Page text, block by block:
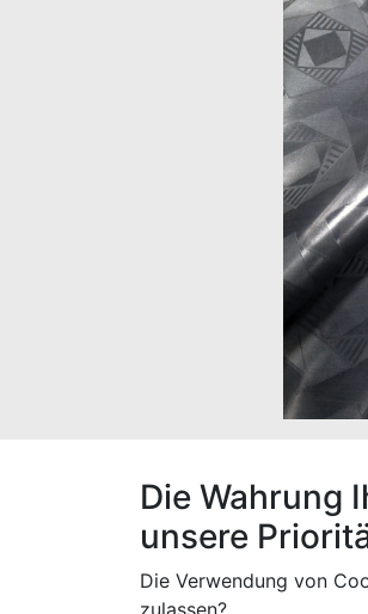
Die Wahrung
unsere
Die Verwendung von
zulassen?